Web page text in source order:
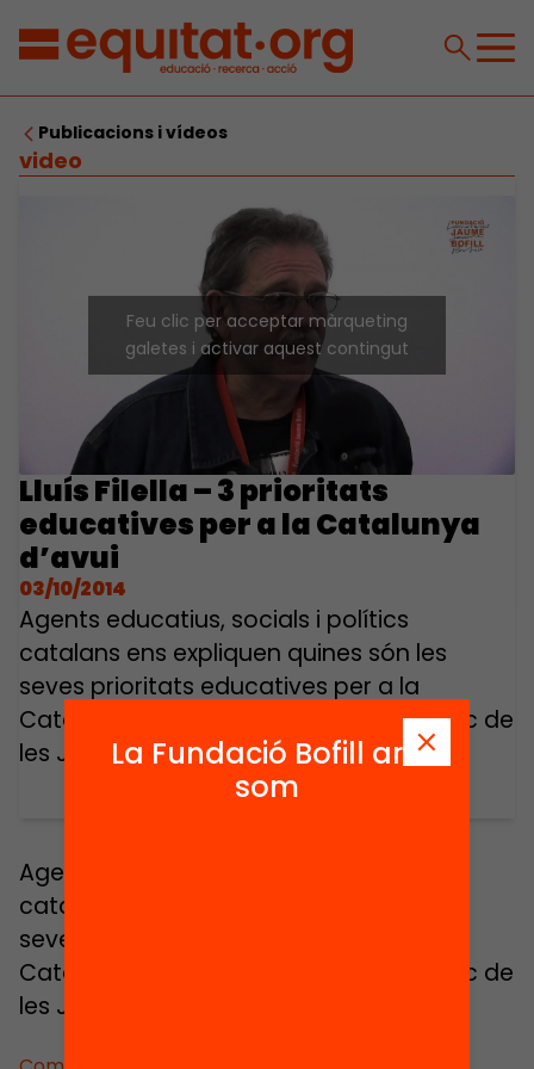
Publicacions i vídeos
video
Feu clic per acceptar màrqueting
galetes i activar aquest contingut
Lluís Filella – 3 prioritats
educatives per a la Catalunya
d’avui
03/10/2014
Agents educatius, socials i polítics
catalans ens expliquen quines són les
seves prioritats educatives per a la
Catalunya d’avui. Intervenció en el marc de
les Jornades Educació Avui 2012.
Agents educatius, socials i polítics
catalans ens expliquen quines són les
seves prioritats educatives per a la
Catalunya d’avui. Intervenció en el marc de
les Jornades Educació Avui 2012.
La Fundació Bofill ara
som